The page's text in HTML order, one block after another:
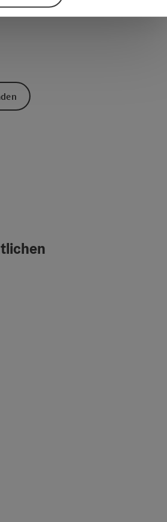
öffnen